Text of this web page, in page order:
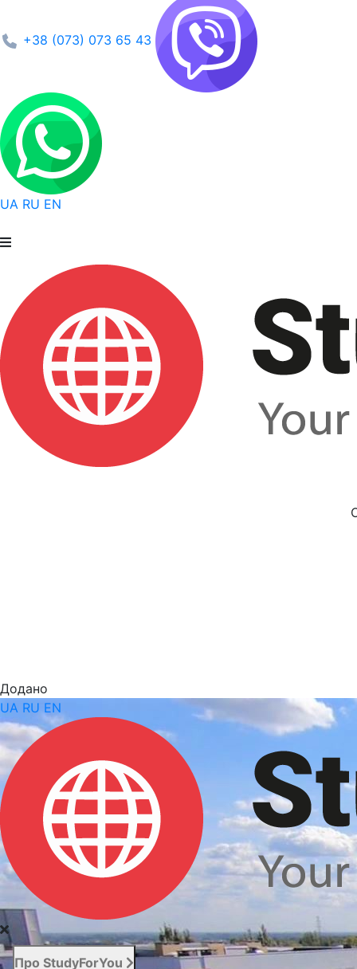
+38 (073) 073 65 43
UA RU EN
Додано
UA RU EN
Про StudyForYou